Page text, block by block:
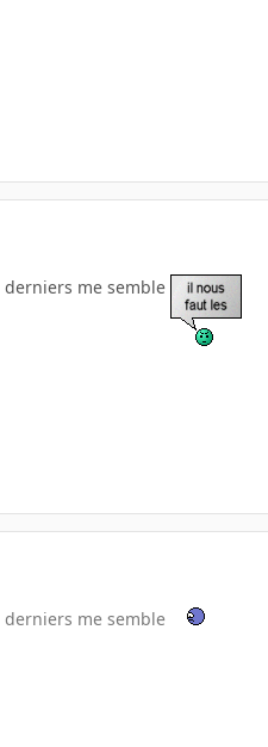
derniers me semble
derniers me semble